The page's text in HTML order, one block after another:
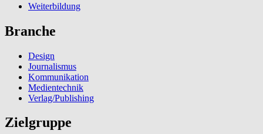
Weiterbildung
Branche
Design
Journalismus
Kommunikation
Medientechnik
Verlag/Publishing
Zielgruppe